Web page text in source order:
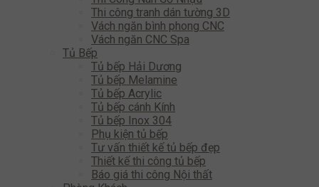
Thi công tranh dán tường 3D
Vách ngăn bình phong CNC
Vách ngăn CNC Spa
Tủ Bếp
Tủ bếp Hải Dương
Tủ bếp Melamine
Tủ bếp Acrylic
Tủ bếp cánh Kính
Tủ bếp Inox 304
Phụ kiện tủ bếp
Tư vấn thiết kế tủ bếp đẹp
Thiết kế thi công tủ bếp
Báo giá thi công Nội thất